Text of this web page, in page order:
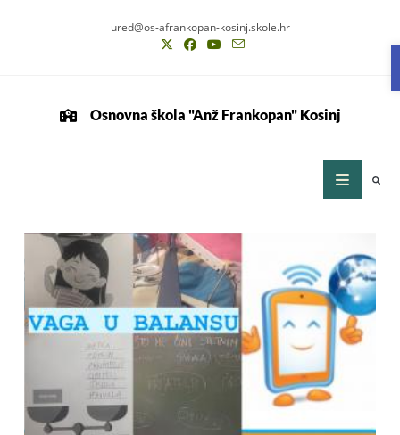
ured@os-afrankopan-kosinj.skole.hr
Osnovna škola "Anž Frankopan" Kosinj